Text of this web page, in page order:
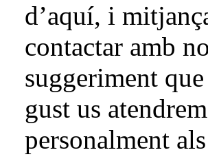
d’aquí, i
contactar amb
suggeriment
gust us
personalment